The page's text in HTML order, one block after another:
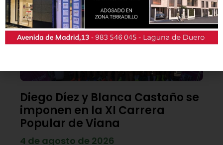
Diego Díez y Blanca Castaño se
imponen en la XI Carrera
Popular de Viana
4 de agosto de 2026